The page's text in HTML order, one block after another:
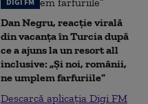
Dan Negru, reacție virală
din vacanța în Turcia după
ce a ajuns la un resort all
inclusive: „Și noi, românii,
ne umplem farfuriile”
Descarcă aplicația Digi FM